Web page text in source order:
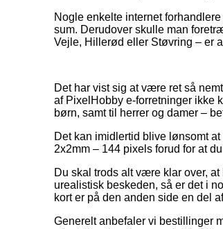
Nogle enkelte internet
sum. Derudover skulle man
Vejle, Hillerød eller Støvring – er
Det har vist sig at være ret så
af PixelHobby e-forretninger ikke
børn, samt til herrer og damer –
Det kan imidlertid blive lønsomt
2x2mm – 144 pixels forud for at
Du skal trods alt være klar over,
urealistisk beskeden, så er det i
kort er på den anden side en del
Generelt anbefaler vi bestillinger